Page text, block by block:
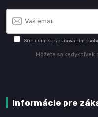
Súhlasím so spracovaním
Môžete sa kedykoľvek
Informácie pre